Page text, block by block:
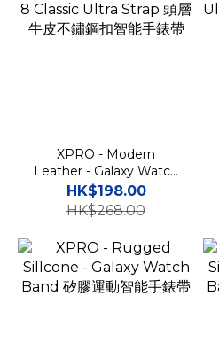
XPRO - Modern
Leather - Galaxy Watch
8 Classic Ultra Strap 頭層
牛皮不鏽鋼扣智能手錶帶
HK$198.00
HK$268.00